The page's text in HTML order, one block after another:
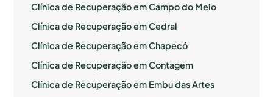
Clínica de Recuperação em Campo do Meio
Clínica de Recuperação em Cedral
Clínica de Recuperação em Chapecó
Clínica de Recuperação em Contagem
Clínica de Recuperação em Embu das Artes